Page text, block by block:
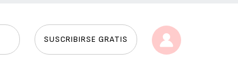
SUSCRIBIRSE GRATIS